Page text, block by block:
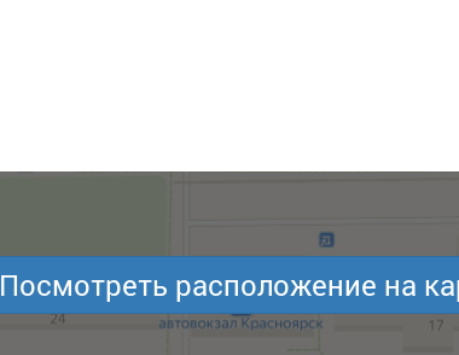
Посмотреть расположение на